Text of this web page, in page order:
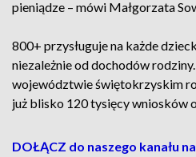
pieniądze – mówi Małgorzata
800+ przysługuje na każde
niezależnie od dochodów
województwie świętokrzyskim
już blisko 120 tysięcy wniosków
DOŁĄCZ do naszego kanału